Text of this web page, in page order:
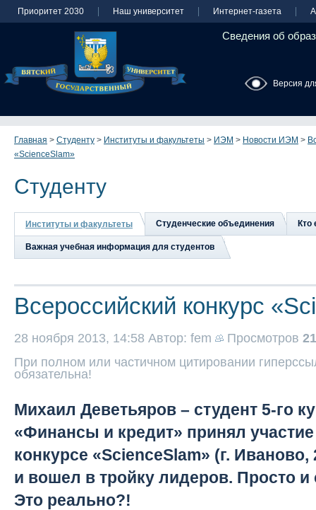
Приоритет 2030 Наш университет Интернет-газета
Сведения об
Версия
Главная > Студенту > Институты и факультеты > ИЭМ > Новости ИЭМ >
«ScienceSlam»
Студенту
Институты и факультеты Студенческие объединения Кто
Важная учебная информация для студентов
Всероссийский конкурс
28 ноября 2013, 14:58 Автор: fem Просмотров
При полном или частичном цитировании
обязательна!
Михаил Деветьяров – студент 5-го
«Финансы и кредит» принял
конкурсе «ScienceSlam» (г. Иваново,
и вошел в тройку лидеров. Просто
Это реально?!